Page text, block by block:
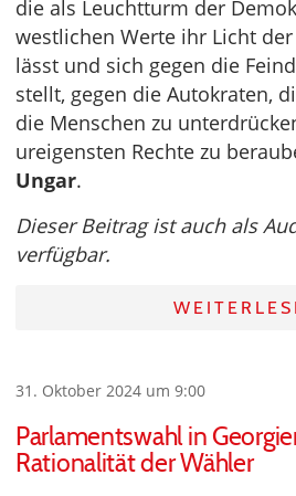
die als Leuchtturm der
westlichen Werte ihr Licht
lässt und sich gegen die
stellt, gegen die Autokraten,
die Menschen zu
ureigensten Rechte zu
Ungar.
Dieser Beitrag ist auch als
verfügbar.
31. Oktober 2024 um 9:00
Parlamentswahl in
Rationalität der Wähler